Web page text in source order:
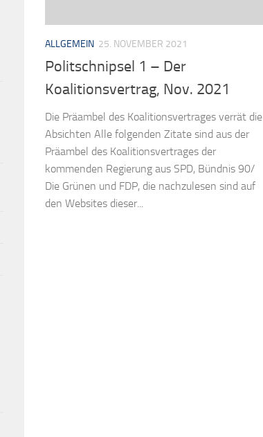
ALLGEMEIN 25. NOVEMBER 2021
Politschnipsel 1 – Der
Koalitionsvertrag, Nov. 2021
Die Präambel des Koalitionsvertrages verrät die
Absichten Alle folgenden Zitate sind aus der
Präambel des Koalitionsvertrages der
kommenden Regierung aus SPD, Bündnis 90/
Die Grünen und FDP, die nachzulesen sind auf
den Websites dieser...